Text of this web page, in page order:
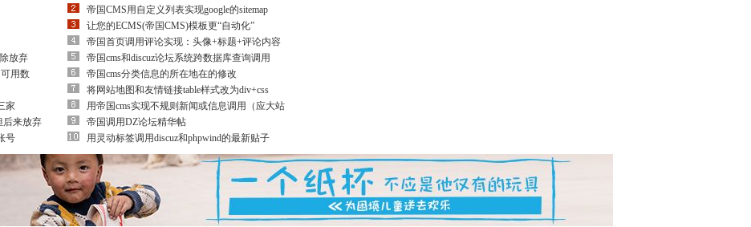
放弃
用数
家
后来放弃
号
帝国CMS用自定义列表实现google的sitemap
让您的ECMS(帝国CMS)模板更“自动化”
帝国首页调用评论实现：头像+标题+评论内容
帝国cms和discuz论坛系统跨数据库查询调用
帝国cms分类信息的所在地在的修改
将网站地图和友情链接table样式改为div+css
用帝国cms实现不规则新闻或信息调用（应大站
帝国调用DZ论坛精华帖
用灵动标签调用discuz和phpwind的最新贴子